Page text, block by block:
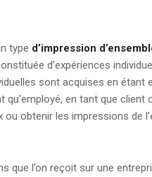
type d’impression
d’expériences
sont acquises en étant
qu’employé, en tant que
obtenir les impressions de
l’on reçoit sur une